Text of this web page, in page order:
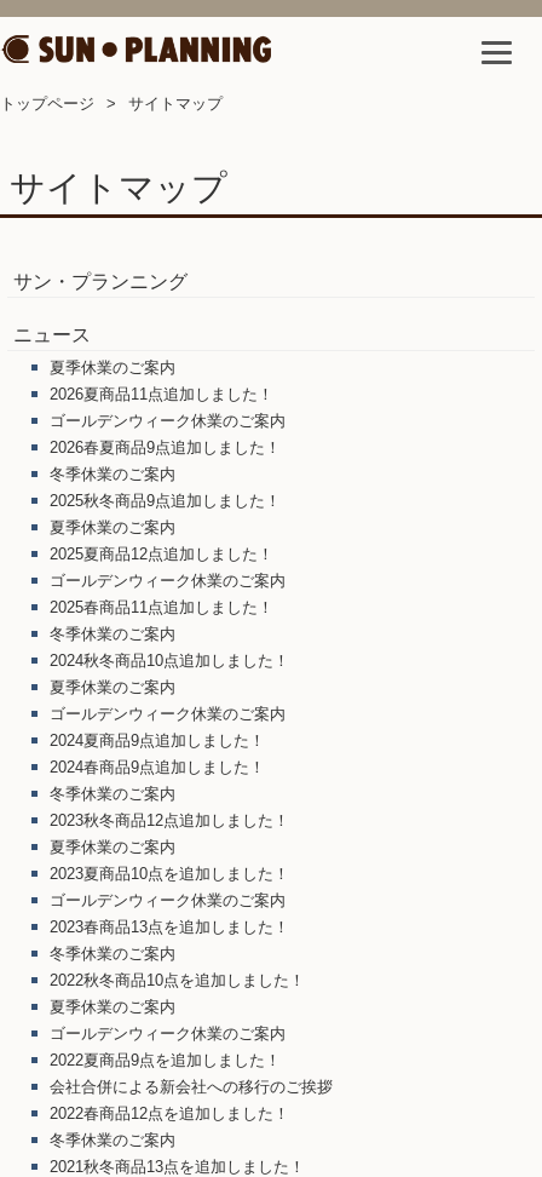
トップページ サイトマップ
サイトマップ
サン・プランニング
ニュース
夏季休業のご案内
2026夏商品11点追加しました！
ゴールデンウィーク休業のご案内
2026春夏商品9点追加しました！
冬季休業のご案内
2025秋冬商品9点追加しました！
夏季休業のご案内
2025夏商品12点追加しました！
ゴールデンウィーク休業のご案内
2025春商品11点追加しました！
冬季休業のご案内
2024秋冬商品10点追加しました！
夏季休業のご案内
ゴールデンウィーク休業のご案内
2024夏商品9点追加しました！
2024春商品9点追加しました！
冬季休業のご案内
2023秋冬商品12点追加しました！
夏季休業のご案内
2023夏商品10点を追加しました！
ゴールデンウィーク休業のご案内
2023春商品13点を追加しました！
冬季休業のご案内
2022秋冬商品10点を追加しました！
夏季休業のご案内
ゴールデンウィーク休業のご案内
2022夏商品9点を追加しました！
会社合併による新会社への移行のご挨拶
2022春商品12点を追加しました！
冬季休業のご案内
2021秋冬商品13点を追加しました！